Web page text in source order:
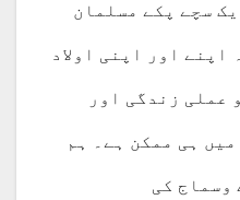
سچے پکے مسلمان
اور اپنی اولاد
عملی زندگی اور
ہی ممکن ہے۔ ہم
وسماج کی